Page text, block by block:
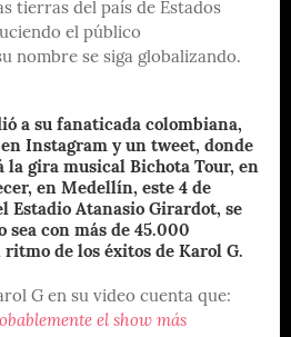
tierras del país de Estados
el público
nombre se siga globalizando.
a su fanaticada colombiana,
Instagram y un tweet, donde
gira musical Bichota Tour, en
en Medellín, este 4 de
Estadio Atanasio Girardot, se
con más de 45.000
de los éxitos de Karol G.
G en su video cuenta que:
el show más